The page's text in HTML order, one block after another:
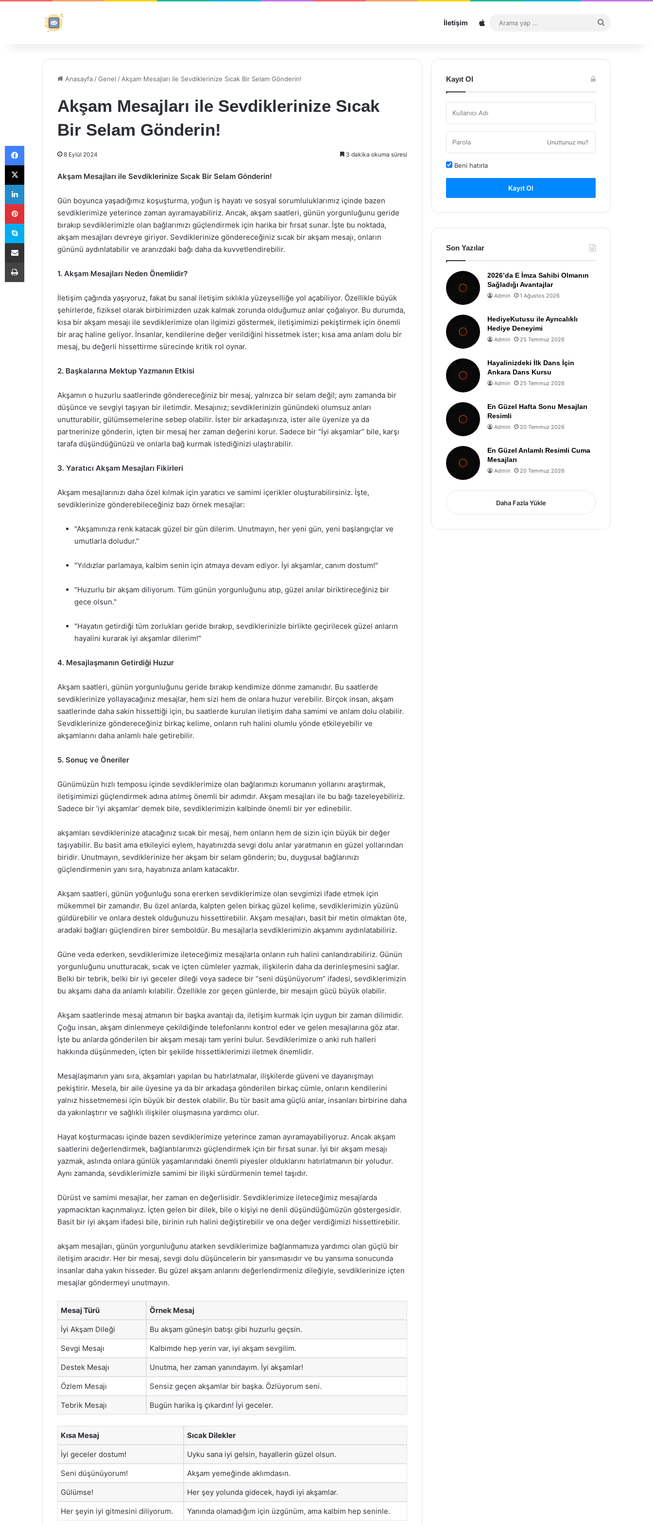
İletişim Sitemap
...
Anasayfa /Genel / Akşam Mesajları ile Sevdiklerinize Sıcak Bir Selam Gönderin!
Akşam Mesajları ile Sevdiklerinize Sıcak
Bir Selam Gönderin!
8 Eylül 2024 3 dakika okuma süresi
Akşam Mesajları ile Sevdiklerinize Sıcak Bir Selam Gönderin!
Gün boyunca yaşadığımız koşuşturma, yoğun iş hayatı ve sosyal sorumluluklarımız içinde bazen
sevdiklerimize yeterince zaman ayıramayabiliriz. Ancak, akşam saatleri, günün yorgunluğunu geride
bırakıp sevdiklerimizle olan bağlarımızı güçlendirmek için harika bir fırsat sunar. İşte bu noktada,
akşam mesajları devreye giriyor. Sevdiklerinize göndereceğiniz sıcak bir akşam mesajı, onların
gününü aydınlatabilir ve aranızdaki bağı daha da kuvvetlendirebilir.
1. Akşam Mesajları Neden Önemlidir?
İletişim çağında yaşıyoruz, fakat bu sanal iletişim sıklıkla yüzeyselliğe yol açabiliyor. Özellikle büyük
şehirlerde, fiziksel olarak birbirimizden uzak kalmak zorunda olduğumuz anlar çoğalıyor. Bu durumda,
kısa bir akşam mesajı ile sevdiklerimize olan ilgimizi göstermek, iletişimimizi pekiştirmek için önemli
bir araç haline geliyor. İnsanlar, kendilerine değer verildiğini hissetmek ister; kısa ama anlam dolu bir
mesaj, bu değerli hissettirme sürecinde kritik rol oynar.
2. Başkalarına Mektup Yazmanın Etkisi
Akşamın o huzurlu saatlerinde göndereceğiniz bir mesaj, yalnızca bir selam değil; aynı zamanda bir
düşünce ve sevgiyi taşıyan bir iletimdir. Mesajınız; sevdiklerinizin günündeki olumsuz anları
unutturabilir, gülümsemelerine sebep olabilir. İster bir arkadaşınıza, ister aile üyenize ya da
partnerinize gönderin, içten bir mesaj her zaman değerini korur. Sadece bir “İyi akşamlar” bile, karşı
tarafa düşündüğünüzü ve onlarla bağ kurmak istediğinizi ulaştırabilir.
3. Yaratıcı Akşam Mesajları Fikirleri
Akşam mesajlarınızı daha özel kılmak için yaratıcı ve samimi içerikler oluşturabilirsiniz. İşte,
sevdiklerinize gönderebileceğiniz bazı örnek mesajlar:
"Akşamınıza renk katacak güzel bir gün dilerim. Unutmayın, her yeni gün, yeni başlangıçlar ve
umutlarla doludur."
"Yıldızlar parlamaya, kalbim senin için atmaya devam ediyor. İyi akşamlar, canım dostum!"
"Huzurlu bir akşam diliyorum. Tüm günün yorgunluğunu atıp, güzel anılar biriktireceğiniz bir
gece olsun."
"Hayatın getirdiği tüm zorlukları geride bırakıp, sevdiklerinizle birlikte geçirilecek güzel anların
hayalini kurarak iyi akşamlar dilerim!"
4. Mesajlaşmanın Getirdiği Huzur
Akşam saatleri, günün yorgunluğunu geride bırakıp kendimize dönme zamanıdır. Bu saatlerde
sevdiklerinize yollayacağınız mesajlar, hem sizi hem de onlara huzur verebilir. Birçok insan, akşam
saatlerinde daha sakin hissettiği için, bu saatlerde kurulan iletişim daha samimi ve anlam dolu olabilir.
Sevdiklerinize göndereceğiniz birkaç kelime, onların ruh halini olumlu yönde etkileyebilir ve
akşamlarını daha anlamlı hale getirebilir.
5. Sonuç ve Öneriler
Günümüzün hızlı temposu içinde sevdiklerimize olan bağlarımızı korumanın yollarını araştırmak,
iletişimimizi güçlendirmek adına atılmış önemli bir adımdır. Akşam mesajları ile bu bağı tazeleyebiliriz.
Sadece bir ‘iyi akşamlar’ demek bile, sevdiklerimizin kalbinde önemli bir yer edinebilir.
akşamları sevdiklerinize atacağınız sıcak bir mesaj, hem onların hem de sizin için büyük bir değer
taşıyabilir. Bu basit ama etkileyici eylem, hayatınızda sevgi dolu anlar yaratmanın en güzel yollarından
biridir. Unutmayın, sevdiklerinize her akşam bir selam gönderin; bu, duygusal bağlarınızı
güçlendirmenin yanı sıra, hayatınıza anlam katacaktır.
Akşam saatleri, günün yoğunluğu sona ererken sevdiklerimize olan sevgimizi ifade etmek için
mükemmel bir zamandır. Bu özel anlarda, kalpten gelen birkaç güzel kelime, sevdiklerimizin yüzünü
güldürebilir ve onlara destek olduğunuzu hissettirebilir. Akşam mesajları, basit bir metin olmaktan öte,
aradaki bağları güçlendiren birer semboldür. Bu mesajlarla sevdiklerimizin akşamını aydınlatabiliriz.
Güne veda ederken, sevdiklerimize ileteceğimiz mesajlarla onların ruh halini canlandırabiliriz. Günün
yorgunluğunu unutturacak, sıcak ve içten cümleler yazmak, ilişkilerin daha da derinleşmesini sağlar.
Belki bir tebrik, belki bir iyi geceler dileği veya sadece bir “seni düşünüyorum” ifadesi, sevdiklerimizin
bu akşamı daha da anlamlı kılabilir. Özellikle zor geçen günlerde, bir mesajın gücü büyük olabilir.
Akşam saatlerinde mesaj atmanın bir başka avantajı da, iletişim kurmak için uygun bir zaman dilimidir.
Çoğu insan, akşam dinlenmeye çekildiğinde telefonlarını kontrol eder ve gelen mesajlarına göz atar.
İşte bu anlarda gönderilen bir akşam mesajı tam yerini bulur. Sevdiklerimize o anki ruh halleri
hakkında düşünmeden, içten bir şekilde hissettiklerimizi iletmek önemlidir.
Mesajlaşmanın yanı sıra, akşamları yapılan bu hatırlatmalar, ilişkilerde güveni ve dayanışmayı
pekiştirir. Mesela, bir aile üyesine ya da bir arkadaşa gönderilen birkaç cümle, onların kendilerini
yalnız hissetmemesi için büyük bir destek olabilir. Bu tür basit ama güçlü anlar, insanları birbirine daha
da yakınlaştırır ve sağlıklı ilişkiler oluşmasına yardımcı olur.
Hayat koşturmacası içinde bazen sevdiklerimize yeterince zaman ayıramayabiliyoruz. Ancak akşam
saatlerini değerlendirmek, bağlantılarımızı güçlendirmek için bir fırsat sunar. İyi bir akşam mesajı
yazmak, aslında onlara günlük yaşamlarındaki önemli piyesler olduklarını hatırlatmanın bir yoludur.
Aynı zamanda, sevdiklerimizle samimi bir ilişki sürdürmenin temel taşıdır.
Dürüst ve samimi mesajlar, her zaman en değerlisidir. Sevdiklerimize ileteceğimiz mesajlarda
yapmacıktan kaçınmalıyız. İçten gelen bir dilek, bile o kişiyi ne denli düşündüğümüzün göstergesidir.
Basit bir iyi akşam ifadesi bile, birinin ruh halini değiştirebilir ve ona değer verdiğimizi hissettirebilir.
akşam mesajları, günün yorgunluğunu atarken sevdiklerimize bağlanmamıza yardımcı olan güçlü bir
iletişim aracıdır. Her bir mesaj, sevgi dolu düşüncelerin bir yansımasıdır ve bu yansıma sonucunda
insanlar daha yakın hisseder. Bu güzel akşam anlarını değerlendirmeniz dileğiyle, sevdiklerinize içten
mesajlar göndermeyi unutmayın.
Mesaj Türü Örnek Mesaj
İyi Akşam Dileği Bu akşam güneşin batışı gibi huzurlu geçsin.
Sevgi Mesajı Kalbimde hep yerin var, iyi akşam sevgilim.
Destek Mesajı Unutma, her zaman yanındayım. İyi akşamlar!
Özlem Mesajı Sensiz geçen akşamlar bir başka. Özlüyorum seni.
Tebrik Mesajı Bugün harika iş çıkardın! İyi geceler.
Kısa Mesaj Sıcak Dilekler
İyi geceler dostum! Uyku sana iyi gelsin, hayallerin güzel olsun.
Seni düşünüyorum! Akşam yemeğinde aklımdasın.
Gülümse! Her şey yolunda gidecek, haydi iyi akşamlar.
Her şeyin iyi gitmesini diliyorum. Yanında olamadığım için üzgünüm, ama kalbim hep seninle.
Kayıt Ol
Unuttunuz mu?
Beni hatırla
Kayıt Ol
Son Yazılar
2026’da E İmza Sahibi Olmanın
Sağladığı Avantajlar
Admin 1 Ağustos 2026
HediyeKutusu ile Ayrıcalıklı
Hediye Deneyimi
Admin 25 Temmuz 2026
Hayalinizdeki İlk Dans İçin
Ankara Dans Kursu
Admin 25 Temmuz 2026
En Güzel Hafta Sonu Mesajları
Resimli
Admin 20 Temmuz 2026
En Güzel Anlamlı Resimli Cuma
Mesajları
Admin 20 Temmuz 2026
Daha Fazla Yükle
Facebook
X
LinkedIn
Pinterest
Skype
E-Posta ile paylaş